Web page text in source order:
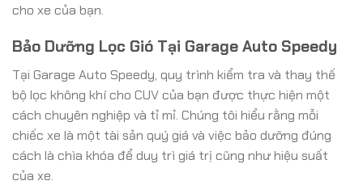
cho xe của bạn.
Bảo Dưỡng Lọc Gió Tại Garage Auto Speedy
Tại Garage Auto Speedy, quy trình kiểm tra và thay thế
bộ lọc không khí cho CUV của bạn được thực hiện một
cách chuyên nghiệp và tỉ mỉ. Chúng tôi hiểu rằng mỗi
chiếc xe là một tài sản quý giá và việc bảo dưỡng đúng
cách là chìa khóa để duy trì giá trị cũng như hiệu suất
của xe.